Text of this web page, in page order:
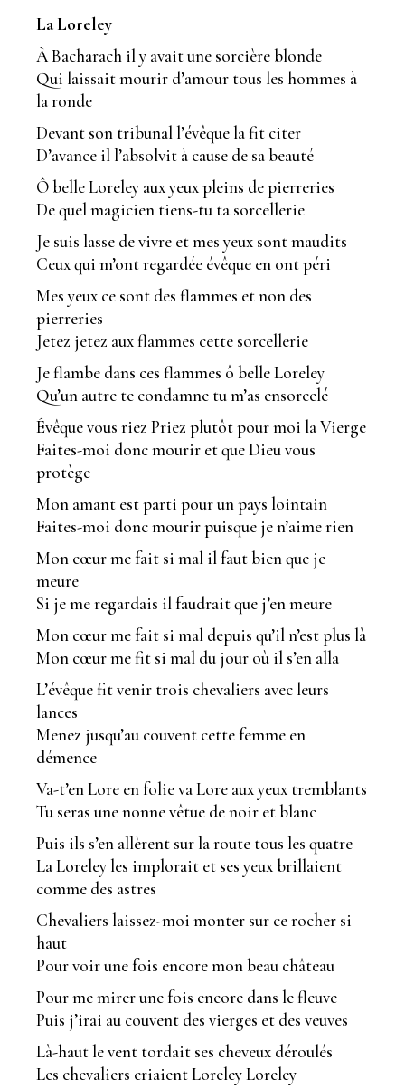
La Loreley
À Bacharach il y avait une sorcière blonde
Qui laissait mourir d’amour tous les hommes à
la ronde
Devant son tribunal l’évêque la fit citer
D’avance il l’absolvit à cause de sa beauté
Ô belle Loreley aux yeux pleins de pierreries
De quel magicien tiens-tu ta sorcellerie
Je suis lasse de vivre et mes yeux sont maudits
Ceux qui m’ont regardée évêque en ont péri
Mes yeux ce sont des flammes et non des
pierreries
Jetez jetez aux flammes cette sorcellerie
Je flambe dans ces flammes ô belle Loreley
Qu’un autre te condamne tu m’as ensorcelé
Évêque vous riez Priez plutôt pour moi la Vierge
Faites-moi donc mourir et que Dieu vous
protège
Mon amant est parti pour un pays lointain
Faites-moi donc mourir puisque je n’aime rien
Mon cœur me fait si mal il faut bien que je
meure
Si je me regardais il faudrait que j’en meure
Mon cœur me fait si mal depuis qu’il n’est plus là
Mon cœur me fit si mal du jour où il s’en alla
L’évêque fit venir trois chevaliers avec leurs
lances
Menez jusqu’au couvent cette femme en
démence
Va-t’en Lore en folie va Lore aux yeux tremblants
Tu seras une nonne vêtue de noir et blanc
Puis ils s’en allèrent sur la route tous les quatre
La Loreley les implorait et ses yeux brillaient
comme des astres
Chevaliers laissez-moi monter sur ce rocher si
haut
Pour voir une fois encore mon beau château
Pour me mirer une fois encore dans le fleuve
Puis j’irai au couvent des vierges et des veuves
Là-haut le vent tordait ses cheveux déroulés
Les chevaliers criaient Loreley Loreley